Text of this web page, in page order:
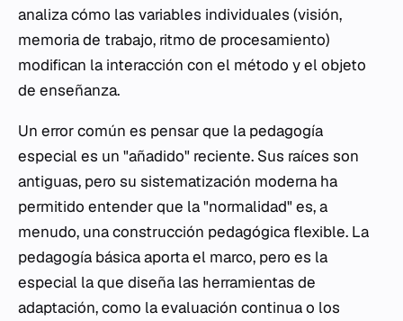
analiza cómo las variables individuales (visión,
memoria de trabajo, ritmo de procesamiento)
modifican la interacción con el método y el objeto
de enseñanza.
Un error común es pensar que la pedagogía
especial es un "añadido" reciente. Sus raíces son
antiguas, pero su sistematización moderna ha
permitido entender que la "normalidad" es, a
menudo, una construcción pedagógica flexible. La
pedagogía básica aporta el marco, pero es la
especial la que diseña las herramientas de
adaptación, como la evaluación continua o los